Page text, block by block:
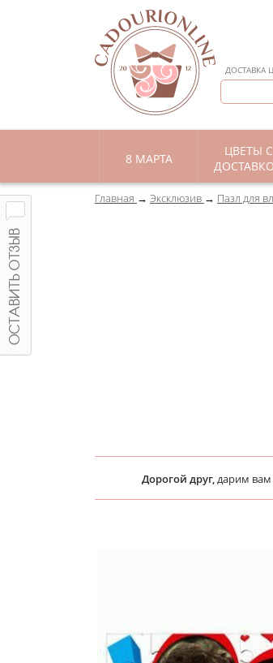
ДОСТАВКА
8 МАРТА
ЦВЕТЫ С
Главная Эксклюзив Пазл для
Дорогой друг,дарим